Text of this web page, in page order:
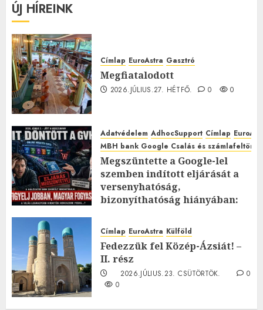
ÚJ HÍREINK
Címlap EuroAstra Gasztró
Megfiatalodott
2026.JÚLIUS.27. HÉTFŐ. 0 0
Adatvédelem AdhocSupport Címlap
MBH bank Google Csalás és
Megszüntette a Google-lel
szemben indított eljárását a
versenyhatóság,
bizonyíthatóság hiányában:
2026.JÚLIUS.23. CSÜTÖRTÖK.
0
Címlap EuroAstra Külföld
Fedezzük fel Közép-Ázsiát! –
II. rész
2026.JÚLIUS.23. CSÜTÖRTÖK.
0
0